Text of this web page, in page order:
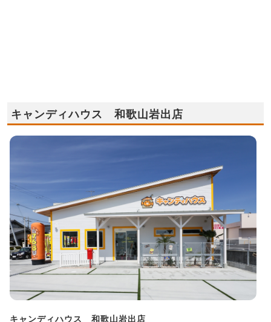
キャンディハウス 和歌山岩出店
キャンディハウス 和歌山岩出店